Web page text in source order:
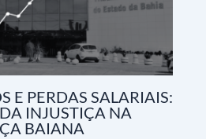
E PERDAS SALARIAIS:
INJUSTIÇA NA
BAIANA